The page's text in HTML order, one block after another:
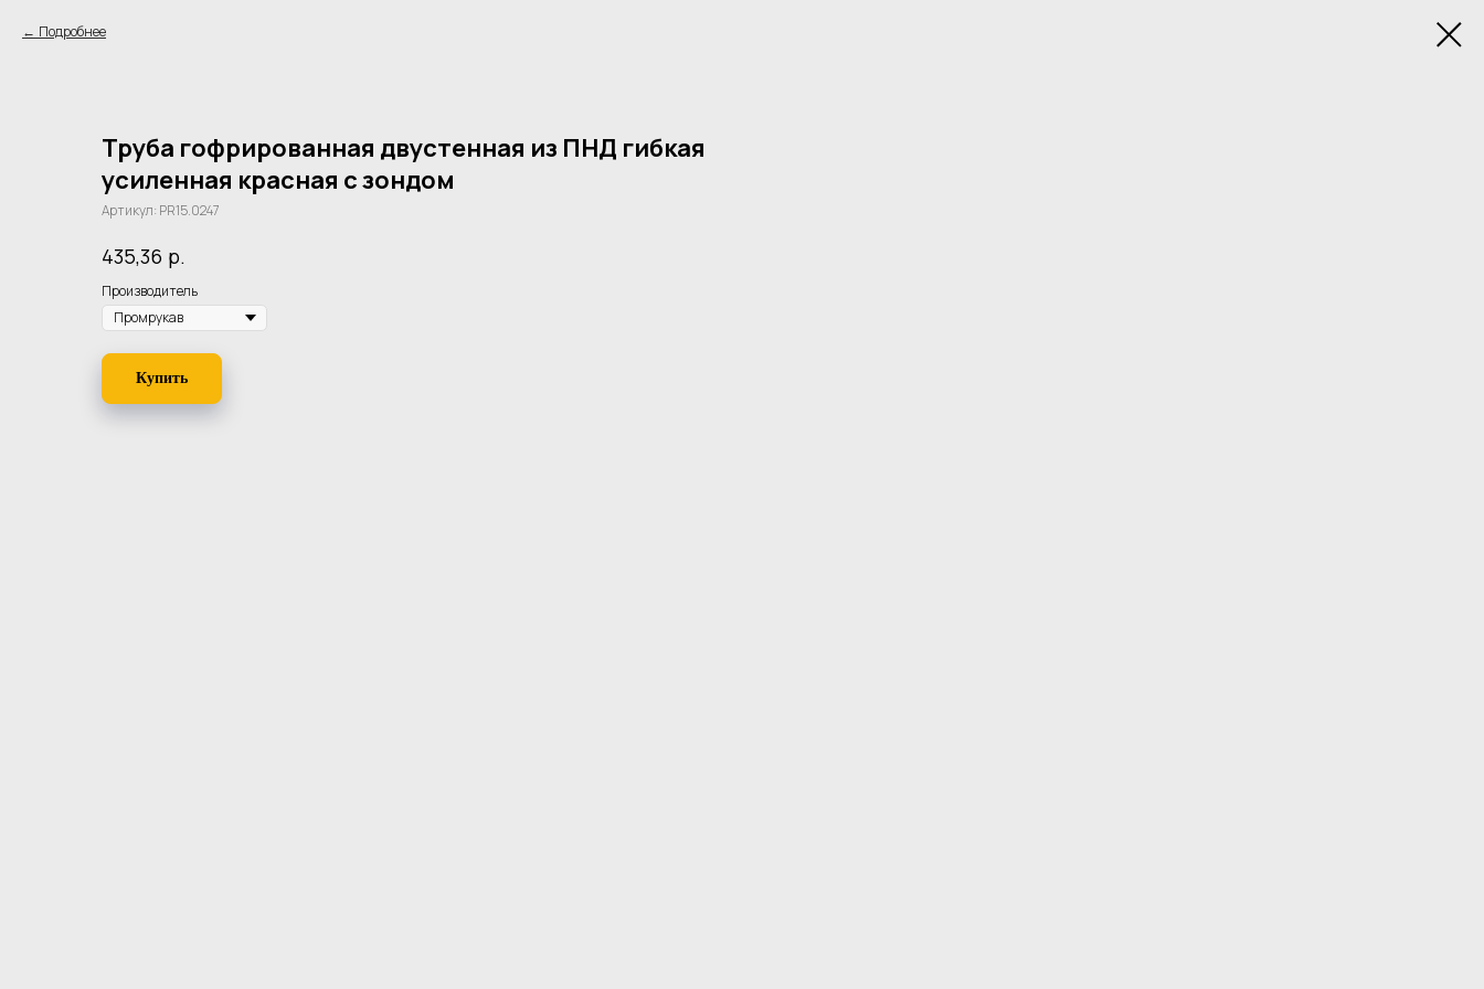
Подробнее
Труба гофрированная двустенная из ПНД гибкая
усиленная красная с зондом
Артикул: PR15.0247
435,36 р.
Производитель
Купить